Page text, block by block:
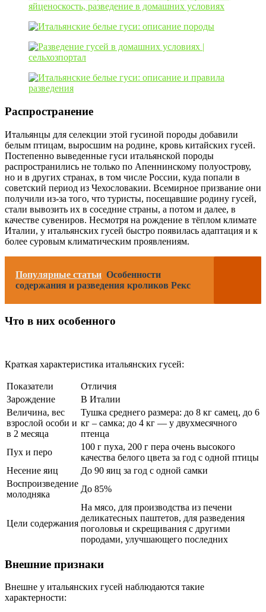
Распространение
Итальянцы для селекции этой гусиной породы добавили
белым птицам, выросшим на родине, кровь китайских гусей.
Постепенно выведенные гуси итальянской породы
распространились не только по Апеннинскому полуострову,
но и в других странах, в том числе России, куда попали в
советский период из Чехословакии. Всемирное призвание они
получили из-за того, что туристы, посещавшие родину гусей,
стали вывозить их в соседние страны, а потом и далее, в
качестве сувениров. Несмотря на рождение в тёплом климате
Италии, у итальянских гусей быстро появилась адаптация и к
более суровым климатическим проявлениям.
Популярные статьи Особенности
содержания и разведения кроликов Рекс
Что в них особенного
Краткая характеристика итальянских гусей:
Показатели
Отличия
Зарождение
В Италии
Величина, вес
взрослой особи и
в 2 месяца
Тушка среднего размера: до 8 кг самец, до 6
кг – самка; до 4 кг — у двухмесячного
птенца
Пух и перо
100 г пуха, 200 г пера очень высокого
качества белого цвета за год с одной птицы
Несение яиц
До 90 яиц за год с одной самки
Воспроизведение
молодняка
До 85%
Цели содержания
На мясо, для производства из печени
деликатесных паштетов, для разведения
поголовья и скрещивания с другими
породами, улучшающего последних
Внешние признаки
Внешне у итальянских гусей наблюдаются такие
характерности: